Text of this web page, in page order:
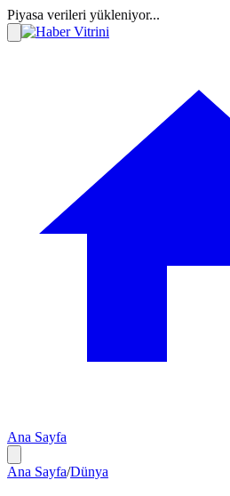
Piyasa verileri yükleniyor...
Ana Sayfa
Ana Sayfa/Dünya